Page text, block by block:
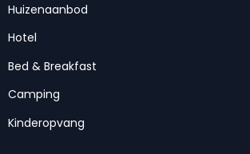
Huizenaanbod
Hotel
Bed & Breakfast
Camping
Kinderopvang